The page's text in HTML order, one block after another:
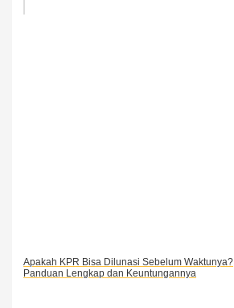
Apakah KPR Bisa Dilunasi Sebelum Waktunya?
Panduan Lengkap dan Keuntungannya